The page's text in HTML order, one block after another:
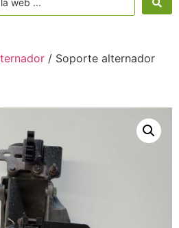
/ Soporte alternador